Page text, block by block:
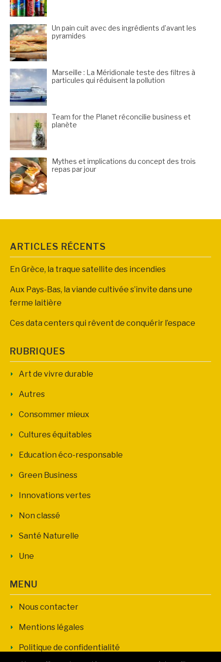
Un pain cuit avec des ingrédients d’avant les
pyramides
Marseille : La Méridionale teste des filtres à
particules qui réduisent la pollution
Team for the Planet réconcilie business et
planète
Mythes et implications du concept des trois
repas par jour
ARTICLES RÉCENTS
En Grèce, la traque satellite des incendies
Aux Pays-Bas, la viande cultivée s’invite dans une
ferme laitière
Ces data centers qui rêvent de conquérir l’espace
RUBRIQUES
Art de vivre durable
Autres
Consommer mieux
Cultures équitables
Education éco-responsable
Green Business
Innovations vertes
Non classé
Santé Naturelle
Une
MENU
Nous contacter
Mentions légales
Politique de confidentialité